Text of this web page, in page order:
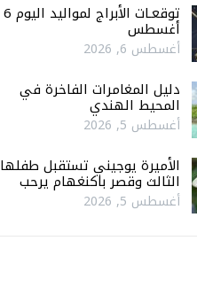
توقعـات الأبراج لمواليد اليوم 6
أغسطس
أغسطس 6, 2026
دليل المغامرات الفاخرة في
المحيط الهندي
أغسطس 5, 2026
الأميرة يوجيني تستقبل طفلها
الثالث وقصر باكنغهام يرحب
أغسطس 5, 2026